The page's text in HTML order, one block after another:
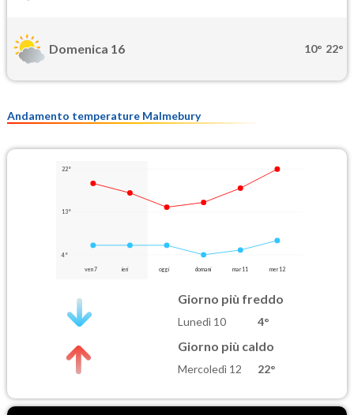
Domenica 16 10° 22°
Andamento temperature Malmebury
22°
13°
4°
ven 7 ieri oggi domani mar 11 mer 12
Giorno più freddo
Lunedì 10 4°
Giorno più caldo
Mercoledì 12 22°